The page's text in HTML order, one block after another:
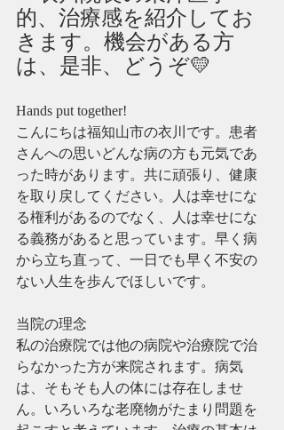
的、治療感を紹介してお
きます。機会がある方
は、是非、どうぞ💛
Hands put together!
こんにちは福知山市の衣川です。患者
さんへの思いどんな病の方も元気であ
った時があります。共に頑張り、健康
を取り戻してください。人は幸せにな
る権利があるのでなく、人は幸せにな
る義務があると思っています。早く病
から立ち直って、一日でも早く不安の
ない人生を歩んでほしいです。
当院の理念
私の治療院では他の病院や治療院で治
らなかった方が来院されます。病気
は、そもそも人の体には存在しませ
ん。いろいろな老廃物がたまり問題を